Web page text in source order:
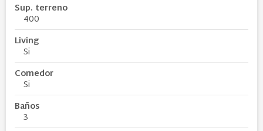
Sup. terreno
400
Living
Si
Comedor
Si
Baños
3